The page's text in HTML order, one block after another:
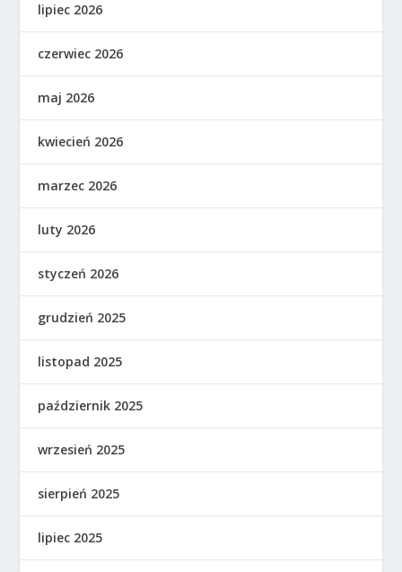
lipiec 2026
czerwiec 2026
maj 2026
kwiecień 2026
marzec 2026
luty 2026
styczeń 2026
grudzień 2025
listopad 2025
październik 2025
wrzesień 2025
sierpień 2025
lipiec 2025